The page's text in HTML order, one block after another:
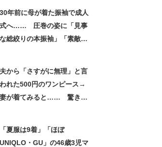
30年前に母が着た振袖で成人
式へ…… 圧巻の姿に「見事
な総絞りの本振袖」「素敵す
夫から「さすがに無理」と言
われた500円のワンピース→
妻が着てみると…… 驚きの
「夏服は9着」「ほぼ
UNIQLO・GU」の46歳3児マ